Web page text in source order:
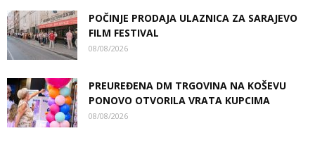
POČINJE PRODAJA ULAZNICA ZA SARAJEVO
FILM FESTIVAL
08/08/2026
PREUREĐENA DM TRGOVINA NA KOŠEVU
PONOVO OTVORILA VRATA KUPCIMA
08/08/2026